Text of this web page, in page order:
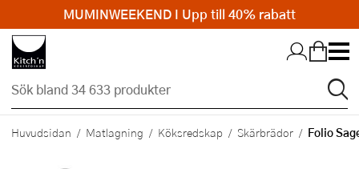
Hopp till huvudinnehållet
Huvudsidan Matlagning Köksredskap Skärbrädor Folio
MUMINWEEKEND I Upp till 40% rabatt